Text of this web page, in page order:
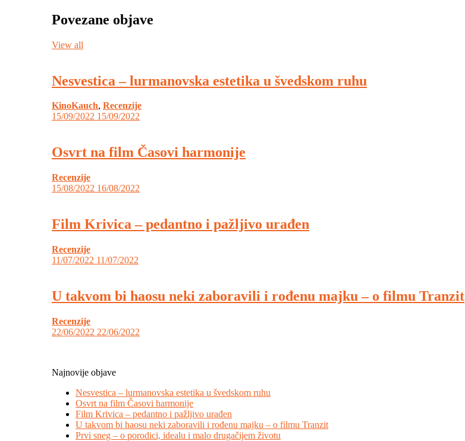
Povezane objave
View all
Nesvestica – lurmanovska estetika u švedskom ruhu
KinoKauch, Recenzije
15/09/2022 15/09/2022
Osvrt na film Časovi harmonije
Recenzije
15/08/2022 16/08/2022
Film Krivica – pedantno i pažljivo urađen
Recenzije
11/07/2022 11/07/2022
U takvom bi haosu neki zaboravili i rođenu majku – o filmu Tranzit
Recenzije
22/06/2022 22/06/2022
Najnovije objave
Nesvestica – lurmanovska estetika u švedskom ruhu
Osvrt na film Časovi harmonije
Film Krivica – pedantno i pažljivo urađen
U takvom bi haosu neki zaboravili i rođenu majku – o filmu Tranzit
Prvi sneg – o porodici, idealu i malo drugačijem životu